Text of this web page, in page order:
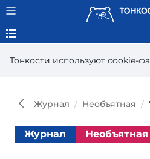
Тонкости используют сookie-
Журнал Необъятная
Журнал Необъятная